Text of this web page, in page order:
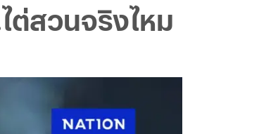
ต่สวนจริงไหม